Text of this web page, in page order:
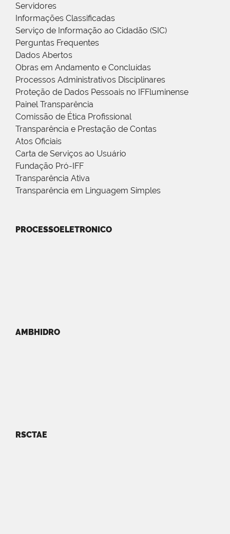
Servidores
Informações Classificadas
Serviço de Informação ao Cidadão (SIC)
Perguntas Frequentes
Dados Abertos
Obras em Andamento e Concluídas
Processos Administrativos Disciplinares
Proteção de Dados Pessoais no IFFluminense
Painel Transparência
Comissão de Ética Profissional
Transparência e Prestação de Contas
Atos Oficiais
Carta de Serviços ao Usuário
Fundação Pró-IFF
Transparência Ativa
Transparência em Linguagem Simples
PROCESSOELETRONICO
AMBHIDRO
RSCTAE